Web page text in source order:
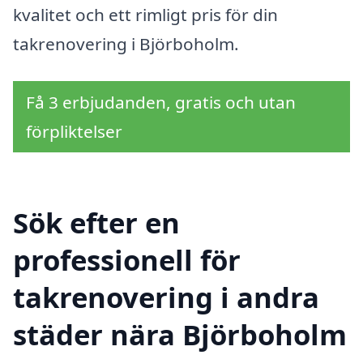
kvalitet och ett rimligt pris för din
takrenovering i Björboholm.
Få 3 erbjudanden, gratis och utan
förpliktelser
Sök efter en
professionell för
takrenovering i andra
städer nära Björboholm